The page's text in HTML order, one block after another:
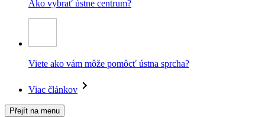
Ako vybrať ústne centrum?
Viete ako vám môže pomôcť ústna sprcha?
Viac článkov
Přejít na menu